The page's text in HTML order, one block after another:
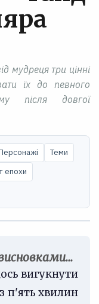
мудреця три цінні
їх до певного
після довгої
Теми
епохи
вигукнути
п'ять хвилин